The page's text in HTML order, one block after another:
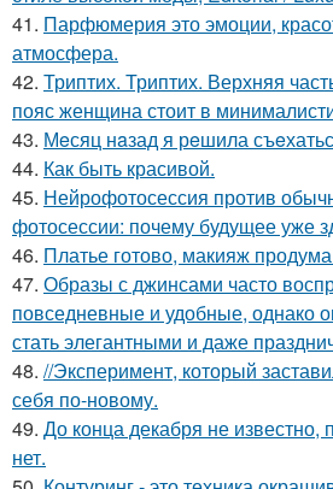
41. Парфюмерия это эмоции,
атмосфера.
42. Триптих. Триптих. Верхняя
пояс женщина стоит в
43. Мeсяц нaзад я рeшила
44. Как быть красивой.
45. Нейрофотосессия против
фотосессии: почему будущее уже
46. Платье готово, макияж
47. Образы с джинсами часто
повседневные и удобные, однако
стать элегантными и даже
48. //Эксперимент, который
себя по-новому.
49. До конца декабря не известно,
нет.